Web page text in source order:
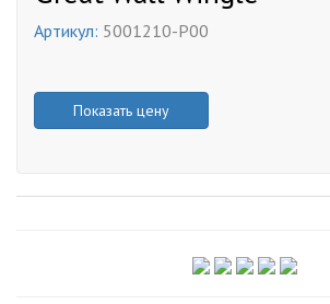
Артикул: 5001210-P00
Показать цену